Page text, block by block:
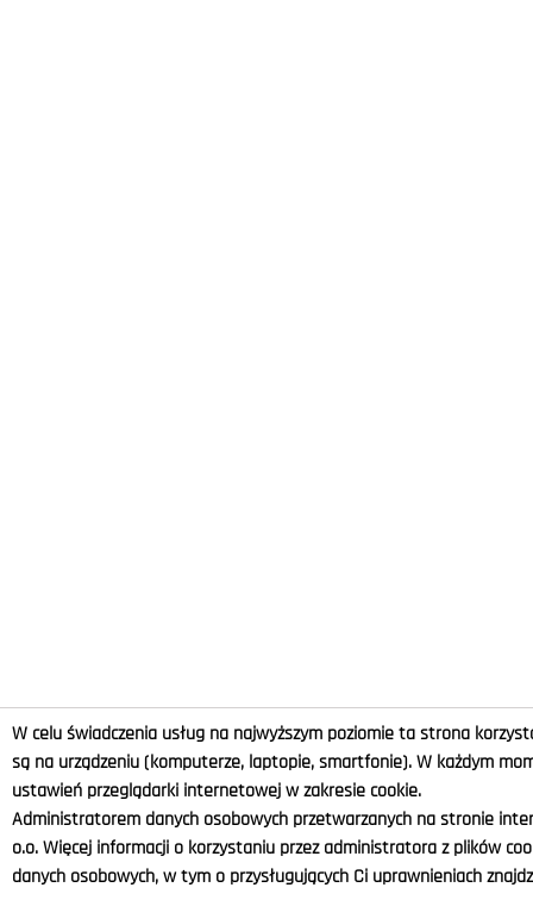
W celu świadczenia usług na najwyższym poziomie ta strona
są na urządzeniu (komputerze, laptopie, smartfonie). W każdym
ustawień przeglądarki internetowej w zakresie cookie.
Administratorem danych osobowych przetwarzanych na stronie
o.o. Więcej informacji o korzystaniu przez administratora z plików
danych osobowych, w tym o przysługujących Ci uprawnieniach